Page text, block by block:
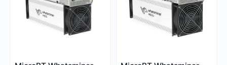
Kaspa (KAS)
Zcash (ZEC)
Производитель